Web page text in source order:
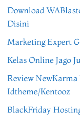
Download
Disini
Marketing Expert
Kelas Online Jago
Review NewKarma
Idtheme/Kentooz
BlackFriday